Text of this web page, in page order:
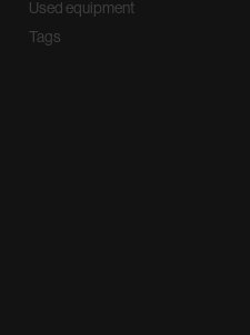
Used equipment
Tags